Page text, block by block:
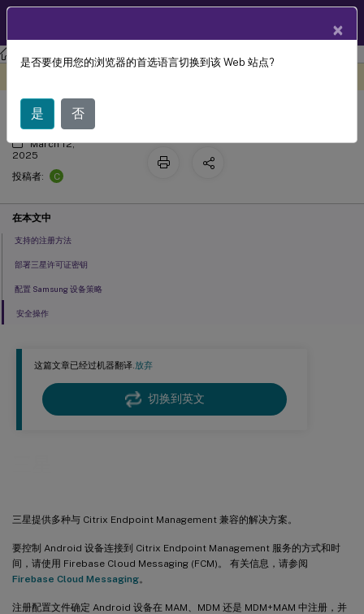
Citrix Endpoint Management
这篇文章已经过机器翻译.放弃
切换到英文
三星提供多种与 Citrix Endpoint Management 兼容的解决方案。
要控制 Android 设备连接到 Citrix Endpoint Management 服务的方式和时
间，请使用 Firebase Cloud Messaging (FCM)。 有关信息，请参阅
Firebase Cloud Messaging。
注册配置文件确定 Android 设备在 MAM、MDM 还是 MDM+MAM 中注册，并
三星
March 12,
2025
投稿者:
C
在本文中
支持的注册方法
部署三星许可证密钥
配置 Samsung 设备策略
安全操作
×
是否要使用您的浏览器的首选语言切换到该 Web 站点?
是 否